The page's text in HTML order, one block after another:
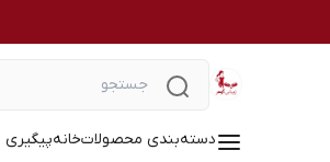
دسته‌بندی محصولاتخانه